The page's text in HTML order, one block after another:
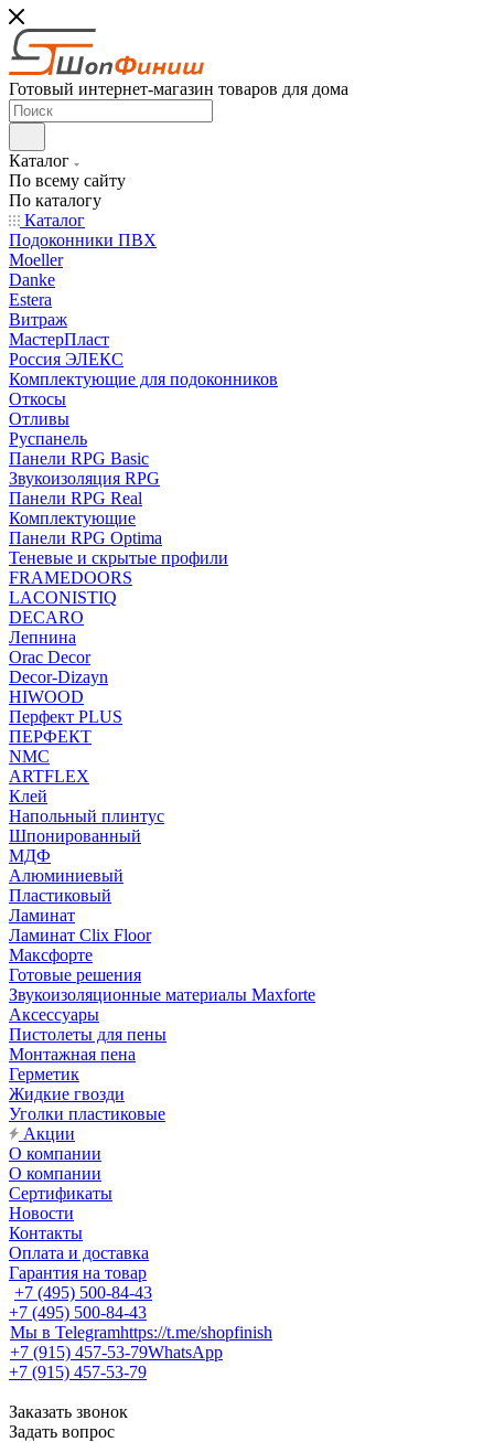
Готовый интернет-магазин товаров для дома
Каталог
По всему сайту
По каталогу
Каталог
Подоконники ПВХ
Moeller
Danke
Estera
Витраж
МастерПласт
Россия ЭЛЕКС
Комплектующие для подоконников
Откосы
Отливы
Руспанель
Панели RPG Basic
Звукоизоляция RPG
Панели RPG Real
Комплектующие
Панели RPG Optima
Теневые и скрытые профили
FRAMEDOORS
LACONISTIQ
DECARO
Лепнина
Orac Decor
Decor-Dizayn
HIWOOD
Перфект PLUS
ПЕРФЕКТ
NMC
ARTFLEX
Клей
Напольный плинтус
Шпонированный
МДФ
Алюминиевый
Пластиковый
Ламинат
Ламинат Clix Floor
Максфорте
Готовые решения
Звукоизоляционные материалы Maxforte
Аксессуары
Пистолеты для пены
Монтажная пена
Герметик
Жидкие гвозди
Уголки пластиковые
Акции
О компании
О компании
Сертификаты
Новости
Контакты
Оплата и доставка
Гарантия на товар
+7 (495) 500-84-43
+7 (495) 500-84-43
Мы в Telegramhttps://t.me/shopfinish
+7 (915) 457-53-79WhatsApp
+7 (915) 457-53-79
Заказать звонок
Задать вопрос